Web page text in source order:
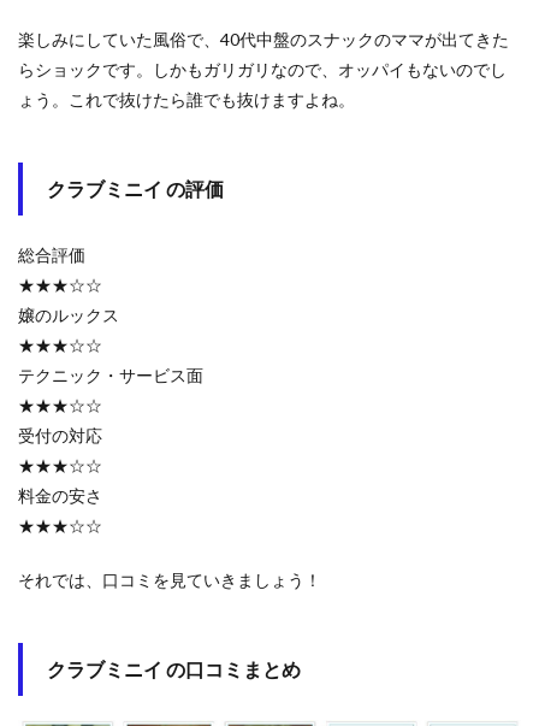
楽しみにしていた風俗で、40代中盤のスナックのママが出てきた
らショックです。しかもガリガリなので、オッパイもないのでし
ょう。これで抜けたら誰でも抜けますよね。
クラブミニイ の評価
総合評価
★★★☆☆
嬢のルックス
★★★☆☆
テクニック・サービス面
★★★☆☆
受付の対応
★★★☆☆
料金の安さ
★★★☆☆
それでは、口コミを見ていきましょう！
クラブミニイ の口コミまとめ